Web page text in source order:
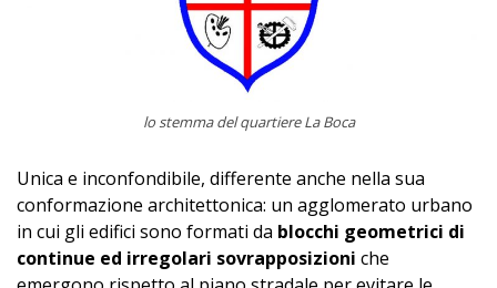
lo stemma del quartiere La Boca
Unica e inconfondibile, differente anche nella sua
conformazione architettonica: un agglomerato urbano
in cui gli edifici sono formati da blocchi geometrici di
continue ed irregolari sovrapposizioni che